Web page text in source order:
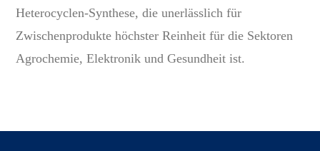
Heterocyclen-Synthese, die unerlässlich für
Zwischenprodukte höchster Reinheit für die Sektoren
Agrochemie, Elektronik und Gesundheit ist.